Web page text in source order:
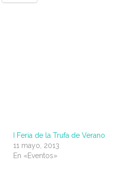
I Feria de la Trufa de Verano
11 mayo, 2013
En «Eventos»